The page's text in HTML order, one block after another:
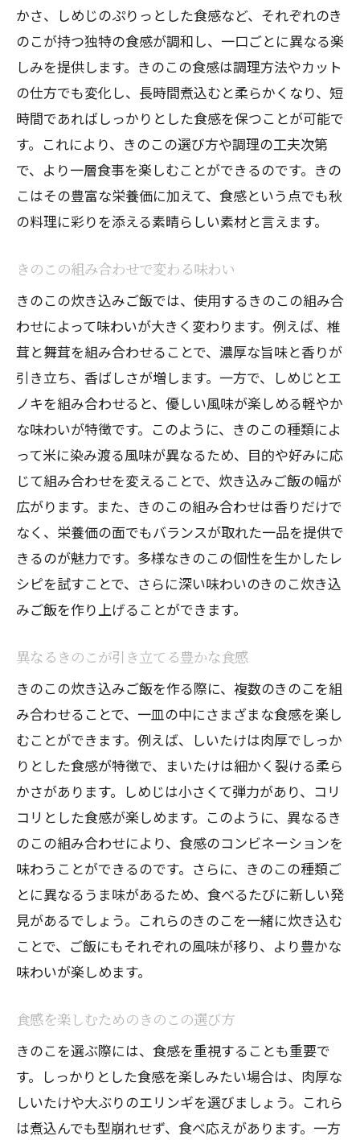
かさ、しめじのぷりっとした食感など、それぞれのき
のこが持つ独特の食感が調和し、一口ごとに異なる楽
しみを提供します。きのこの食感は調理方法やカット
の仕方でも変化し、長時間煮込むと柔らかくなり、短
時間であればしっかりとした食感を保つことが可能で
す。これにより、きのこの選び方や調理の工夫次第
で、より一層食事を楽しむことができるのです。きの
こはその豊富な栄養価に加えて、食感という点でも秋
の料理に彩りを添える素晴らしい素材と言えます。
きのこの組み合わせで変わる味わい
きのこの炊き込みご飯では、使用するきのこの組み合
わせによって味わいが大きく変わります。例えば、椎
茸と舞茸を組み合わせることで、濃厚な旨味と香りが
引き立ち、香ばしさが増します。一方で、しめじとエ
ノキを組み合わせると、優しい風味が楽しめる軽やか
な味わいが特徴です。このように、きのこの種類によ
って米に染み渡る風味が異なるため、目的や好みに応
じて組み合わせを変えることで、炊き込みご飯の幅が
広がります。また、きのこの組み合わせは香りだけで
なく、栄養価の面でもバランスが取れた一品を提供で
きるのが魅力です。多様なきのこの個性を生かしたレ
シピを試すことで、さらに深い味わいのきのこ炊き込
みご飯を作り上げることができます。
異なるきのこが引き立てる豊かな食感
きのこの炊き込みご飯を作る際に、複数のきのこを組
み合わせることで、一皿の中にさまざまな食感を楽し
むことができます。例えば、しいたけは肉厚でしっか
りとした食感が特徴で、まいたけは細かく裂ける柔ら
かさがあります。しめじは小さくて弾力があり、コリ
コリとした食感が楽しめます。このように、異なるき
のこの組み合わせにより、食感のコンビネーションを
味わうことができるのです。さらに、きのこの種類ご
とに異なるうま味があるため、食べるたびに新しい発
見があるでしょう。これらのきのこを一緒に炊き込む
ことで、ご飯にもそれぞれの風味が移り、より豊かな
味わいが楽しめます。
食感を楽しむためのきのこの選び方
きのこを選ぶ際には、食感を重視することも重要で
す。しっかりとした食感を楽しみたい場合は、肉厚な
しいたけや大ぶりのエリンギを選びましょう。これら
は煮込んでも型崩れせず、食べ応えがあります。一方